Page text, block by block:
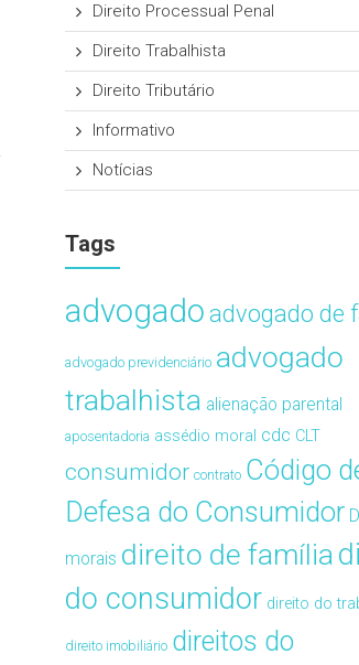
Direito Processual Penal
Direito Trabalhista
Direito Tributário
Informativo
Notícias
Tags
advogado advogado de
advogado previdenciário advogado
trabalhista alienação parental
aposentadoria assédio moral cdc CLT
consumidor contrato Código
Defesa do Consumidor
morais direito de família
do consumidor direito do
direito imobiliário direitos do